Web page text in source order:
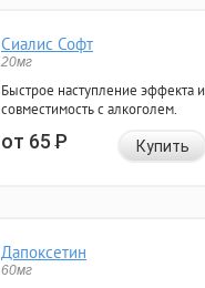
Сиалис Софт
20мг
Быстрое наступление эффекта и
совместимость с алкоголем.
от 65Р Купить
Дапоксетин
60мг